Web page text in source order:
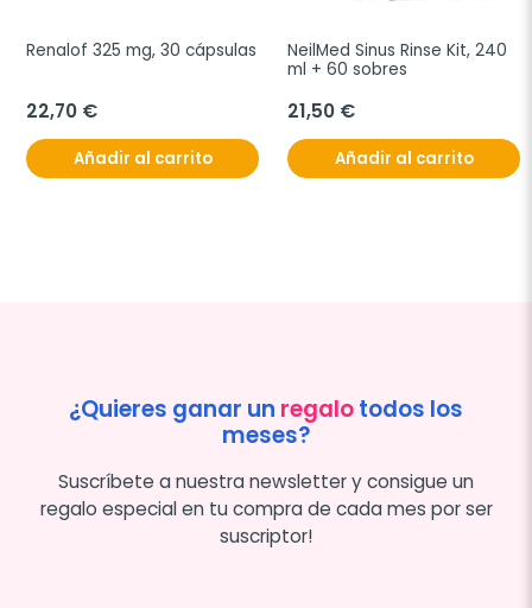
Renalof 325 mg, 30 cápsulas
22,70 €
Añadir al carrito
NeilMed Sinus Rinse Kit, 240
ml + 60 sobres
21,50 €
Añadir al carrito
¿Quieres ganar un regalotodos los
meses?
Suscríbete a nuestra newsletter y consigue un
regalo especial en tu compra de cada mes por ser
suscriptor!